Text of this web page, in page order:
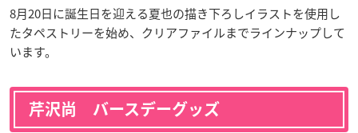
8月20日に誕生日を迎える夏也の描き下ろしイラストを使用し
たタペストリーを始め、クリアファイルまでラインナップして
います。
芹沢尚 バースデーグッズ